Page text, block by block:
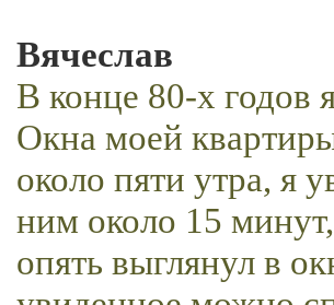
Вячеслав
В конце 80-х
Окна моей
около пяти утра, я
ним около 15
опять выглянул в